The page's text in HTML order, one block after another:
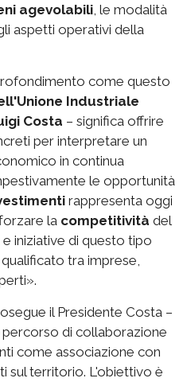
agevolabili , le modalità
aspetti operativi della
come questo
Industriale
Costa – significa offrire
per interpretare un
in continua
le opportunità
rappresenta oggi
la competitività del
iniziative di questo tipo
tra imprese,
il Presidente Costa –
percorso di collaborazione
come associazione con
sul territorio. L'obiettivo è